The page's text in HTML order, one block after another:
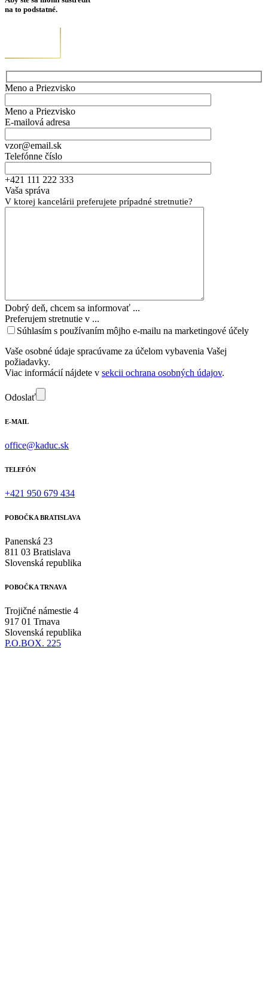
na to podstatné.
Meno a Priezvisko
Meno a Priezvisko
E-mailová adresa
vzor@email.sk
Telefónne číslo
+421 111 222 333
Vaša správa
V ktorej kancelárii preferujete prípadné stretnutie?
Dobrý deň, chcem sa informovať ...
Preferujem stretnutie v ...
Súhlasím s používaním môjho e-mailu na marketingové účely
Vaše osobné údaje spracúvame za účelom vybavenia Vašej
požiadavky.
Viac informácií nájdete v sekcii ochrana osobných údajov.
Odoslať
E-MAIL
office@kaduc.sk
TELEFÓN
+421 950 679 434
POBOČKA BRATISLAVA
Panenská 23
811 03 Bratislava
Slovenská republika
POBOČKA TRNAVA
Trojičné námestie 4
917 01 Trnava
Slovenská republika
P.O.BOX. 225